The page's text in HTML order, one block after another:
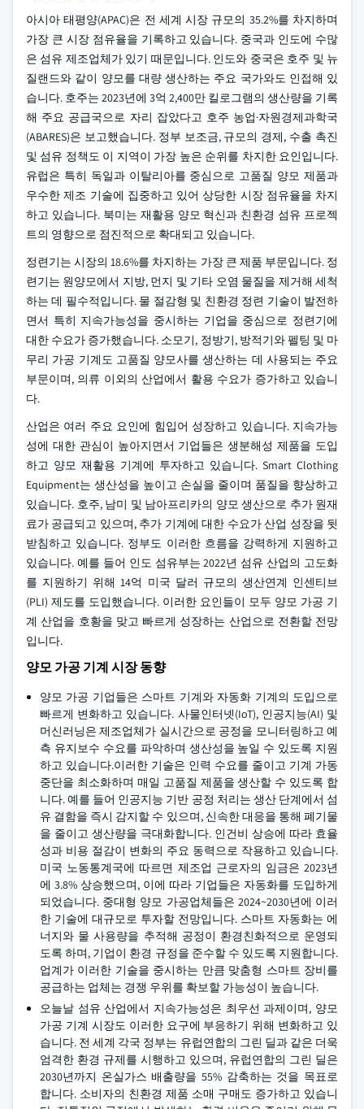
아시아 태평양(APAC)은 전 세계 시장 규모의 35.2%를 차지하며
가장 큰 시장 점유율을 기록하고 있습니다. 중국과 인도에 수많
은 섬유 제조업체가 있기 때문입니다. 인도와 중국은 호주 및 뉴
질랜드와 같이 양모를 대량 생산하는 주요 국가와도 인접해 있
습니다. 호주는 2023년에 3억 2,400만 킬로그램의 생산량을 기록
해 주요 공급국으로 자리 잡았다고 호주 농업·자원경제과학국
(ABARES)은 보고했습니다. 정부 보조금, 규모의 경제, 수출 촉진
및 섬유 정책도 이 지역이 가장 높은 순위를 차지한 요인입니다.
유럽은 특히 독일과 이탈리아를 중심으로 고품질 양모 제품과
우수한 제조 기술에 집중하고 있어 상당한 시장 점유율을 차지
하고 있습니다. 북미는 재활용 양모 혁신과 친환경 섬유 프로젝
트의 영향으로 점진적으로 확대되고 있습니다.
정련기는 시장의 18.6%를 차지하는 가장 큰 제품 부문입니다. 정
련기는 원양모에서 지방, 먼지 및 기타 오염 물질을 제거해 세척
하는 데 필수적입니다. 물 절감형 및 친환경 정련 기술이 발전하
면서 특히 지속가능성을 중시하는 기업을 중심으로 정련기에
대한 수요가 증가했습니다. 소모기, 정방기, 방적기와 펠팅 및 마
무리 가공 기계도 고품질 양모사를 생산하는 데 사용되는 주요
부문이며, 의류 이외의 산업에서 활용 수요가 증가하고 있습니
다.
산업은 여러 주요 요인에 힘입어 성장하고 있습니다. 지속가능
성에 대한 관심이 높아지면서 기업들은 생분해성 제품을 도입
하고 양모 재활용 기계에 투자하고 있습니다. Smart Clothing
Equipment는 생산성을 높이고 손실을 줄이며 품질을 향상하고
있습니다. 호주, 남미 및 남아프리카의 양모 생산으로 추가 원재
료가 공급되고 있으며, 추가 기계에 대한 수요가 산업 성장을 뒷
받침하고 있습니다. 정부도 이러한 흐름을 강력하게 지원하고
있습니다. 예를 들어 인도 섬유부는 2022년 섬유 산업의 고도화
를 지원하기 위해 14억 미국 달러 규모의 생산연계 인센티브
(PLI) 제도를 도입했습니다. 이러한 요인들이 모두 양모 가공 기
계 산업을 호황을 맞고 빠르게 성장하는 산업으로 전환할 전망
입니다.
양모 가공 기계 시장 동향
양모 가공 기업들은 스마트 기계와 자동화 기계의 도입으로
빠르게 변화하고 있습니다. 사물인터넷(IoT), 인공지능(AI) 및
머신러닝은 제조업체가 실시간으로 공정을 모니터링하고 예
측 유지보수 수요를 파악하며 생산성을 높일 수 있도록 지원
하고 있습니다.이러한 기술은 인력 수요를 줄이고 기계 가동
중단을 최소화하며 매일 고품질 제품을 생산할 수 있도록 합
니다. 예를 들어 인공지능 기반 공정 처리는 생산 단계에서 섬
유 결함을 즉시 감지할 수 있으며, 신속한 대응을 통해 폐기물
을 줄이고 생산량을 극대화합니다. 인건비 상승에 따라 효율
성과 비용 절감이 변화의 주요 동력으로 작용하고 있습니다.
미국 노동통계국에 따르면 제조업 근로자의 임금은 2023년
에 3.8% 상승했으며, 이에 따라 기업들은 자동화를 도입하게
되었습니다. 중대형 양모 가공업체들은 2024~2030년에 이러
한 기술에 대규모로 투자할 전망입니다. 스마트 자동화는 에
너지와 물 사용량을 추적해 공정이 환경친화적으로 운영되
도록 하며, 기업이 환경 규정을 준수할 수 있도록 지원합니다.
업계가 이러한 기술을 중시하는 만큼 맞춤형 스마트 장비를
공급하는 업체는 경쟁 우위를 확보할 가능성이 높습니다.
오늘날 섬유 산업에서 지속가능성은 최우선 과제이며, 양모
가공 기계 시장도 이러한 요구에 부응하기 위해 변화하고 있
습니다. 전 세계 각국 정부는 유럽연합의 그린 딜과 같은 더욱
엄격한 환경 규제를 시행하고 있으며, 유럽연합의 그린 딜은
2030년까지 온실가스 배출량을 55% 감축하는 것을 목표로
합니다. 소비자의 친환경 제품 소매 구매도 증가하고 있습니